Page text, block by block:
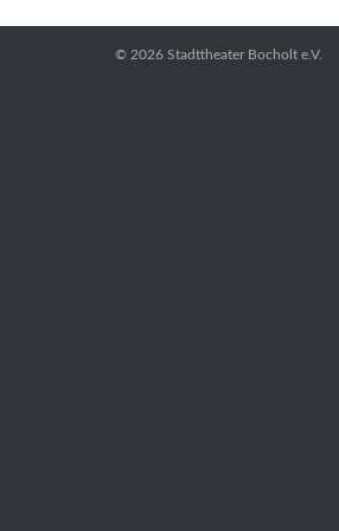
© 2026 Stadttheater Bocholt e.V.